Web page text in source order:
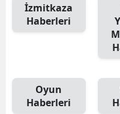
İzmitkaza
Haberleri
Oyun
Haberleri